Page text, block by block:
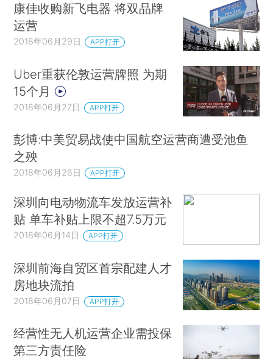
康佳收购新飞电器 将双品牌
运营
2018年06月29日 APP打开
Uber重获伦敦运营牌照 为期
15个月
2018年06月27日 APP打开
彭博:中美贸易战使中国航空运营商遭受池鱼
之殃
2018年06月26日 APP打开
深圳向电动物流车发放运营补
贴 单车补贴上限不超7.5万元
2018年06月14日 APP打开
深圳前海自贸区首宗配建人才
房地块流拍
2018年06月07日 APP打开
经营性无人机运营企业需投保
第三方责任险